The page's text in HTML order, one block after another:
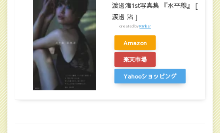
渡邊渚1st写真集 『水平線』 [
渡邊 渚 ]
created byRinker
Amazon
楽天市場
Yahooショッピング